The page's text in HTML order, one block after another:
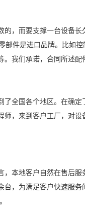
，而要支撑一台设备长
件是进口品牌。比如
我们承诺，合同所述
全国各个地区。在确定
，来到客户工厂，对
本地客户自然在售后服
，为满足客户快速服